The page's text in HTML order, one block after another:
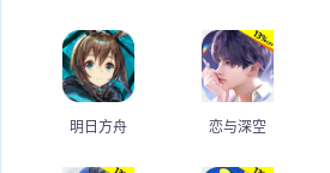
明日方舟 恋与深空